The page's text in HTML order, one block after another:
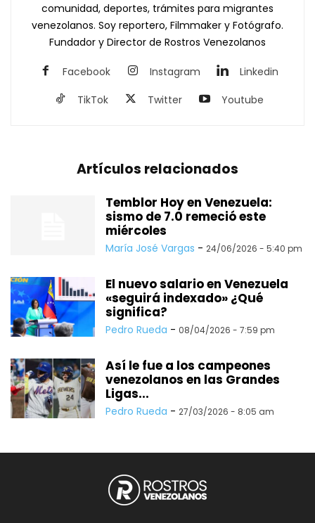
comunidad, deportes, trámites para migrantes
venezolanos. Soy reportero, Filmmaker y Fotógrafo.
Fundador y Director de Rostros Venezolanos
Facebook Instagram
Linkedin
TikTok
Twitter Youtube
Artículos relacionados
Temblor Hoy en Venezuela:
sismo de 7.0 remeció este
miércoles
María José Vargas - 24/06/2026 - 5:40 pm
El nuevo salario en Venezuela
«seguirá indexado» ¿Qué
significa?
Pedro Rueda - 08/04/2026 - 7:59 pm
Así le fue a los campeones
venezolanos en las Grandes
Ligas...
Pedro Rueda - 27/03/2026 - 8:05 am